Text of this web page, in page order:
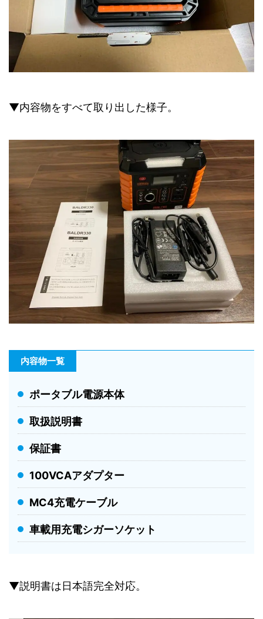
▼内容物をすべて取り出した様子。
内容物一覧
ポータブル電源本体
取扱説明書
保証書
100VCAアダプター
MC4充電ケーブル
車載用充電シガーソケット
▼説明書は日本語完全対応。